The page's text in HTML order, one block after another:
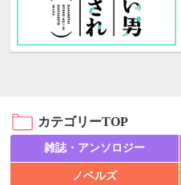
カテゴリーTOP
雑誌・アンソロジー
ノベルズ